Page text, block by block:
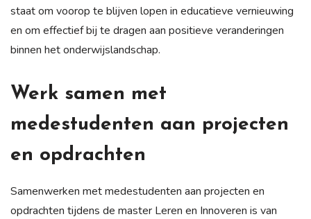
staat om voorop te blijven lopen in educatieve vernieuwing
en om effectief bij te dragen aan positieve veranderingen
binnen het onderwijslandschap.
Werk samen met
medestudenten aan projecten
en opdrachten
Samenwerken met medestudenten aan projecten en
opdrachten tijdens de master Leren en Innoveren is van